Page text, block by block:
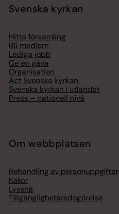
Svenska kyrkan
Hitta församling
Bli medlem
Lediga jobb
Ge en gåva
Organisation
Act Svenska kyrkan
Svenska kyrkan i utlandet
Press – nationell nivå
Om webbplatsen
Behandling av personuppgifter
Kakor
Lyssna
Tillgänglighetsredogörelse